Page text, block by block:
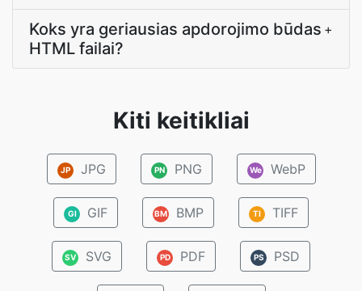
Koks yra geriausias apdorojimo būdas
HTML failai?
+
Kiti keitikliai
JP JPG PN PNG We WebP
GI GIF BM BMP TI TIFF
SV SVG PD PDF PS PSD